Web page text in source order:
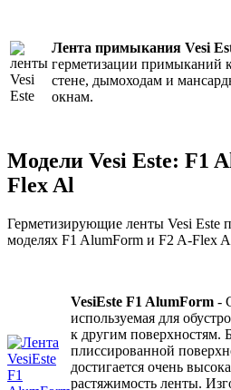
Лента примыкания Vesi
герметизации примыканий
стене, дымоходам и
окнам.
Модели Vesi Este: F1
Flex Al
Герметизирующие ленты Vesi Este
моделях F1 AlumForm и F2 A-Flex
VesiEste F1 AlumForm -
используемая для
к другим поверхностям.
плиссированной
достигается очень
растяжимость ленты.